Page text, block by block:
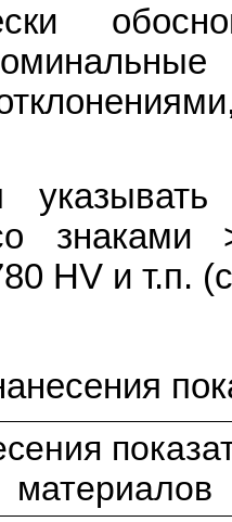
HV и т.п.
материалов